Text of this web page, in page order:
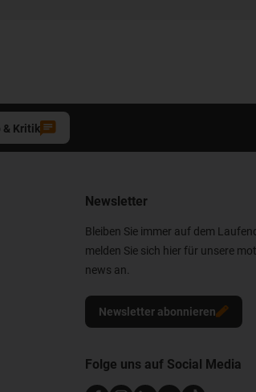
& Kritik
Newsletter
Bleiben Sie immer auf dem
melden Sie sich hier für unsere
news an.
Newsletter abonnieren
Folge uns auf Social Media